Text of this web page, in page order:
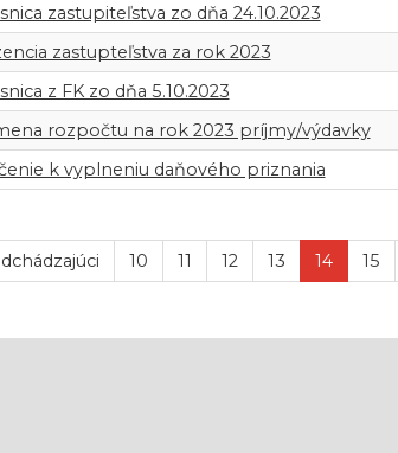
zastupiteľstva zo dňa 24.10.2023
zastupteľstva za rok 2023
z FK zo dňa 5.10.2023
rozpočtu na rok 2023 príjmy/výdavky
k vyplneniu daňového priznania
10 11 12 13 14 15